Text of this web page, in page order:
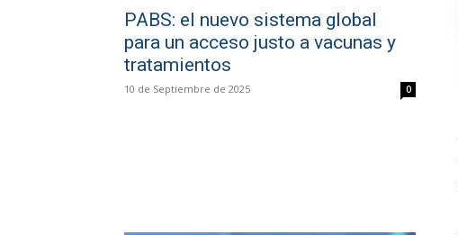
PABS: el nuevo sistema global
para un acceso justo a vacunas y
tratamientos
10 de Septiembre de 2025 0